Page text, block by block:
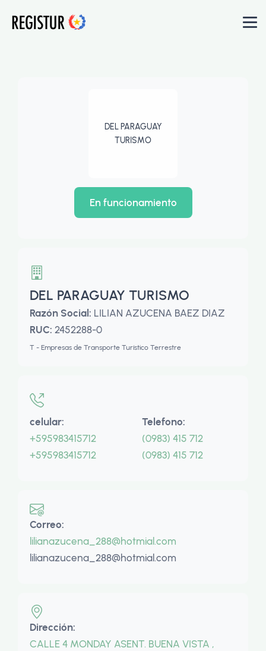
DEL PARAGUAY
TURISMO
En funcionamiento
DEL PARAGUAY TURISMO
Razón Social: LILIAN AZUCENA BAEZ DIAZ
RUC: 2452288-0
T - Empresas de Transporte Turístico Terrestre
celular:
+595983415712
+595983415712
Telefono:
(0983) 415 712
(0983) 415 712
Correo:
lilianazucena_288@hotmial.com
lilianazucena_288@hotmial.com
Dirección:
CALLE 4 MONDAY ASENT. BUENA VISTA ,